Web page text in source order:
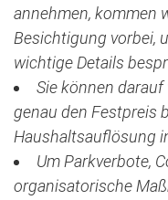
annehmen, kommen
Besichtigung vorbei,
wichtige Details
Sie können darauf
genau den Festpreis
Haushaltsauflösung
Um Parkverbote,
organisatorische